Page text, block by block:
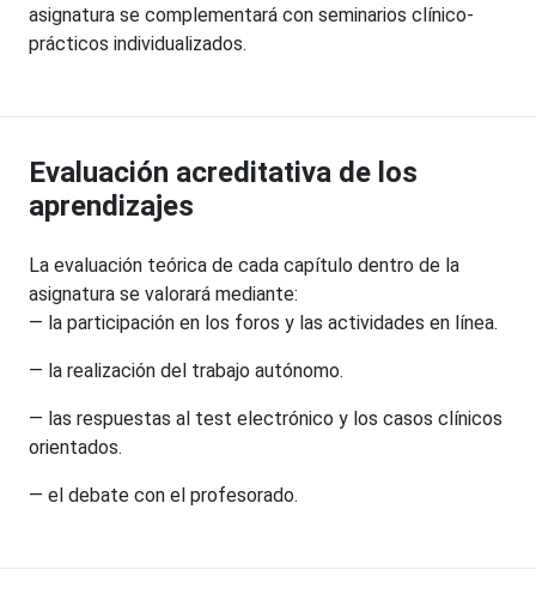
asignatura se complementará con seminarios clínico-
prácticos individualizados.
Evaluación acreditativa de los
aprendizajes
La evaluación teórica de cada capítulo dentro de la
asignatura se valorará mediante:
— la participación en los foros y las actividades en línea.
— la realización del trabajo autónomo.
— las respuestas al test electrónico y los casos clínicos
orientados.
— el debate con el profesorado.